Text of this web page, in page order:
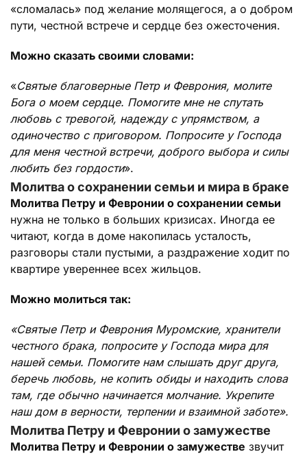
«сломалась» под желание молящегося, а о добром
пути, честной встрече и сердце без ожесточения.
Можно сказать своими словами:
«Святые благоверные Петр и Феврония, молите
Бога о моем сердце. Помогите мне не спутать
любовь с тревогой, надежду с упрямством, а
одиночество с приговором. Попросите у Господа
для меня честной встречи, доброго выбора и силы
любить без гордости».
Молитва о сохранении семьи и мира в браке
Молитва Петру и Февронии о сохранении семьи
нужна не только в больших кризисах. Иногда ее
читают, когда в доме накопилась усталость,
разговоры стали пустыми, а раздражение ходит по
квартире увереннее всех жильцов.
Можно молиться так:
«Святые Петр и Феврония Муромские, хранители
честного брака, попросите у Господа мира для
нашей семьи. Помогите нам слышать друг друга,
беречь любовь, не копить обиды и находить слова
там, где обычно начинается молчание. Укрепите
наш дом в верности, терпении и взаимной заботе».
Молитва Петру и Февронии о замужестве
Молитва Петру и Февронии о замужестве звучит